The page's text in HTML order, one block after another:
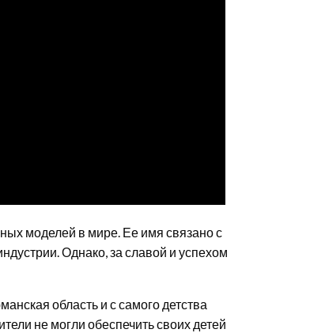
моделей в мире. Ее имя связано с
Однако, за славой и успехом
область и с самого детства
не могли обеспечить своих детей